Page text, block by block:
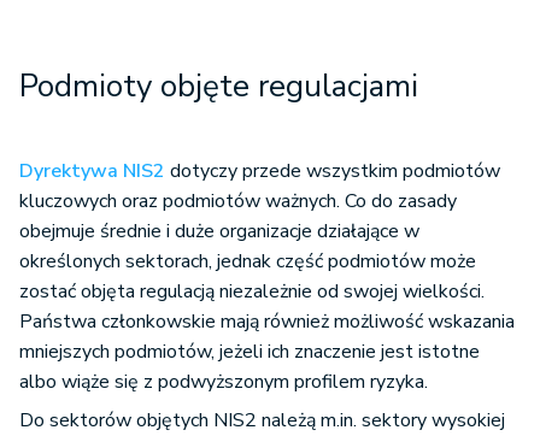
Podmioty objęte regulacjami
Dyrektywa NIS2 dotyczy przede wszystkim podmiotów
kluczowych oraz podmiotów ważnych. Co do zasady
obejmuje średnie i duże organizacje działające w
określonych sektorach, jednak część podmiotów może
zostać objęta regulacją niezależnie od swojej wielkości.
Państwa członkowskie mają również możliwość wskazania
mniejszych podmiotów, jeżeli ich znaczenie jest istotne
albo wiąże się z podwyższonym profilem ryzyka.
Do sektorów objętych NIS2 należą m.in. sektory wysokiej